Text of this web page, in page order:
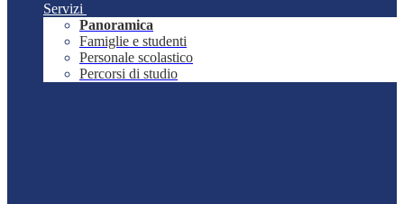
Servizi
Panoramica
Famiglie e studenti
Personale scolastico
Percorsi di studio